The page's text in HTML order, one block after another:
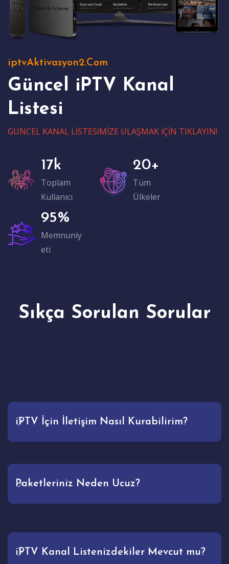
iptvAktivasyon2.Com
Güncel iPTV Kanal
Listesi
GÜNCEL KANAL LİSTESİMİZE ULAŞMAK İÇİN TIKLAYIN!
17k
Toplam
Kullanıcı
20+
Tüm
Ülkeler
95%
Memnuniy
eti
Sıkça Sorulan Sorular
iPTV İçin İletişim Nasıl Kurabilirim?
Paketleriniz Neden Ucuz?
iPTV Kanal Listenizdekiler Mevcut mu?